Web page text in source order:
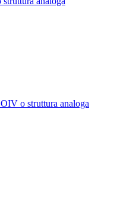
o struttura analoga